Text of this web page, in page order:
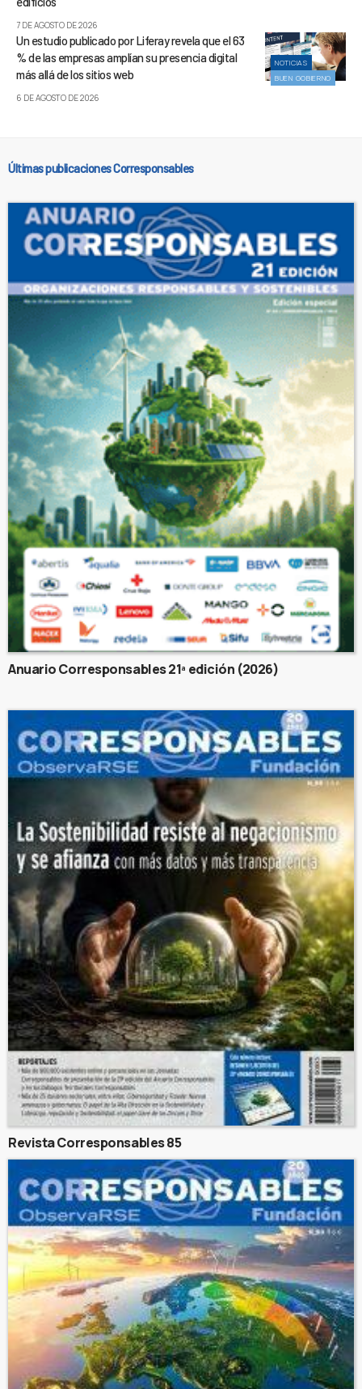
7 DE AGOSTO DE 2026
NOTICIAS
BUEN GOBIERNO
Un estudio publicado por Liferay revela que el 63
% de las empresas amplían su presencia digital
más allá de los sitios web
6 DE AGOSTO DE 2026
Últimas publicaciones Corresponsables
Anuario Corresponsables 21ª edición (2026)
Revista Corresponsables 85